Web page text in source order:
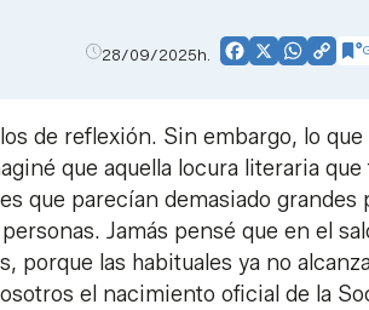
28/09/2025h. Facebook
X
Copy
de reflexión. Sin embargo, lo que
que aquella locura literaria que
que parecían demasiado grandes
Jamás pensé que en el
porque las habituales ya no
el nacimiento oficial de la